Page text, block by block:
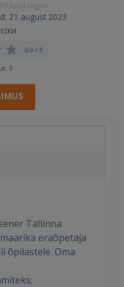
kuud tagasi
21 august 2023
0,0 / 5
0
Tallinna
eraõpetaja
õpilastele. Oma